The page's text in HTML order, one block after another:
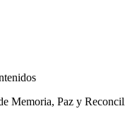
Memoria, Paz y